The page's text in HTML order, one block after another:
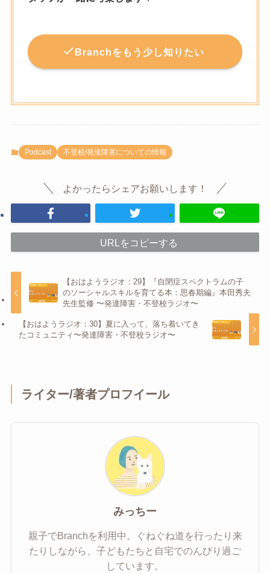
Branchをもう少し知りたい
Podcast 不登校/発達障害についての情報
よかったらシェアお願いします！
URLをコピーする
【おはようラジオ：29】『自閉症スペクトラムの子
のソーシャルスキルを育てる本：思春期編』本田秀夫
先生監修 〜発達障害・不登校ラジオ〜
【おはようラジオ：30】夏に入って、落ち着いてき
たコミュニティ〜発達障害・不登校ラジオ〜
ライター/著者プロフイール
みっちー
親子でBranchを利用中。ぐねぐね道を行ったり来
たりしながら、子どもたちと自宅でのんびり過ご
しています。